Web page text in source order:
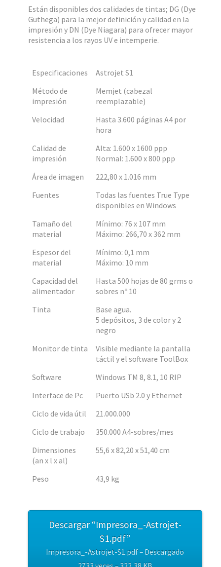
Están disponibles dos calidades de tintas; DG (Dye
Guthega) para la mejor definición y calidad en la
impresión y DN (Dye Niagara) para ofrecer mayor
resistencia a los rayos UV e intemperie.
Especificaciones
Astrojet S1
Método de
impresión
Memjet (cabezal
reemplazable)
Velocidad
Hasta 3.600 páginas A4 por
hora
Calidad de
impresión
Alta: 1.600 x 1600 ppp
Normal: 1.600 x 800 ppp
Área de imagen
222,80 x 1.016 mm
Fuentes
Todas las fuentes True Type
disponibles en Windows
Tamaño del
material
Mínimo: 76 x 107 mm
Máximo: 266,70 x 362 mm
Espesor del
material
Mínimo: 0,1 mm
Máximo: 10 mm
Capacidad del
alimentador
Hasta 500 hojas de 80 grms o
sobres nº 10
Tinta
Base agua.
5 depósitos, 3 de color y 2
negro
Monitor de tinta
Visible mediante la pantalla
táctil y el software ToolBox
Software
Windows TM 8, 8.1, 10 RIP
Interface de Pc
Puerto USb 2.0 y Ethernet
Ciclo de vida útil
21.000.000
Ciclo de trabajo
350.000 A4-sobres/mes
Dimensiones
(an x l x al)
55,6 x 82,20 x 51,40 cm
Peso 43,9 kg
Descargar “Impresora_-Astrojet-
S1.pdf”
Impresora_-Astrojet-S1.pdf – Descargado